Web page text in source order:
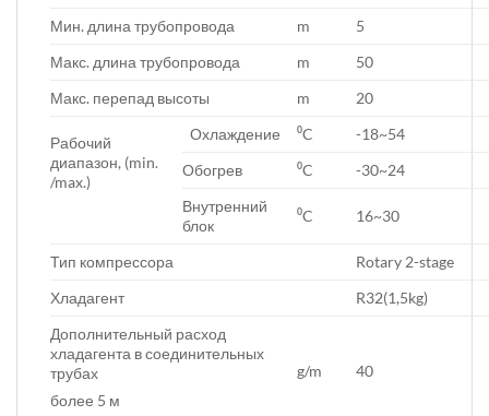
Мин. длина трубопровода m
5
Макс. длина трубопровода
m
50
Макс. перепад высоты
m 20
Рабочий
диапазон, (min.
/max.)
Охлаждение ⁰C
-18~54
Обогрев
⁰C
-30~24
Внутренний
блок
⁰C 16~30
Тип компрессора
Rotary 2-stage
Хладагент
R32(1,5kg)
Дополнительный расход
хладагента в соединительных
трубах
более 5 м
g/m 40